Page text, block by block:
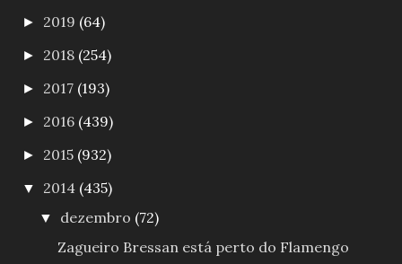
► 2019 (64)
► 2018 (254)
► 2017 (193)
► 2016 (439)
► 2015 (932)
▼ 2014 (435)
▼ dezembro (72)
Zagueiro Bressan está perto do Flamengo